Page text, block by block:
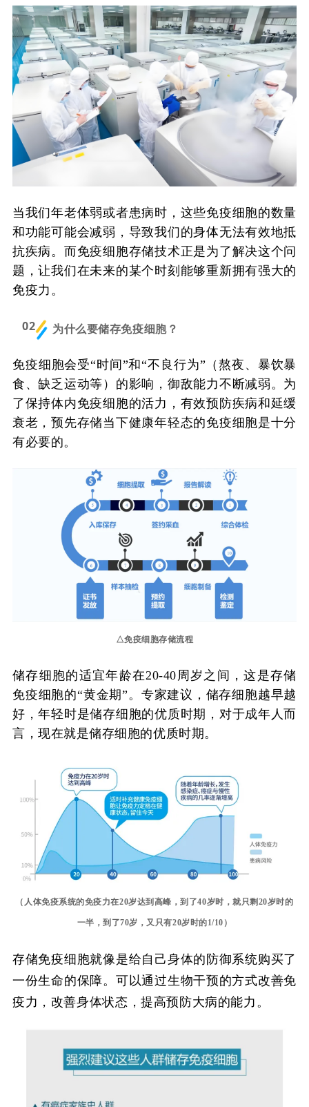
当我们年老体弱或者患病时，这些免疫细胞的数量
和功能可能会减弱，导致我们的身体无法有效地抵
抗疾病。而免疫细胞存储技术正是为了解决这个问
题，让我们在未来的某个时刻能够重新拥有强大的
免疫力。
02 为什么要储存免疫细胞？
免疫细胞会受“时间”和“不良行为”（熬夜、暴饮暴
食、缺乏运动等）的影响，御敌能力不断减弱。为
了保持体内免疫细胞的活力，有效预防疾病和延缓
衰老，预先存储当下健康年轻态的免疫细胞是十分
有必要的。
△免疫细胞存储流程
储存细胞的适宜年龄在20-40周岁之间，这是存储
免疫细胞的“黄金期”。专家建议，储存细胞越早越
好，年轻时是储存细胞的优质时期，对于成年人而
言，现在就是储存细胞的优质时期。
（人体免疫系统的免疫力在20岁达到高峰，到了40岁时，就只剩20岁时的
一半，到了70岁，又只有20岁时的1/10）
存储免疫细胞就像是给自己身体的防御系统购买了
一份生命的保障。可以通过生物干预的方式改善免
疫力，改善身体状态，提高预防大病的能力。